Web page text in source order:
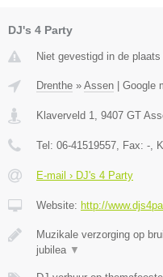
DJ's 4 Party
Niet gevestigd in de
Drenthe » Assen Google
Klaverveld 1, 9407 GT
Tel: 06-41519557, Fax: -,
E-mail › DJ's 4 Party
Website: http://
Muzikale verzorging op
jubilea ▼